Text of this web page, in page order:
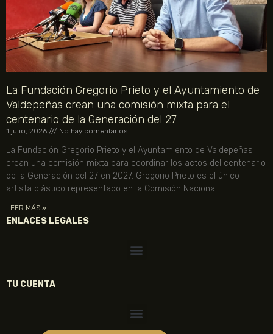
La Fundación Gregorio Prieto y el Ayuntamiento de
Valdepeñas crean una comisión mixta para el
centenario de la Generación del 27
1 julio, 2026 No hay comentarios
La Fundación Gregorio Prieto y el Ayuntamiento de Valdepeñas
crean una comisión mixta para coordinar los actos del centenario
de la Generación del 27 en 2027. Gregorio Prieto es el único
artista plástico representado en la Comisión Nacional.
LEER MÁS »
ENLACES LEGALES
TU CUENTA